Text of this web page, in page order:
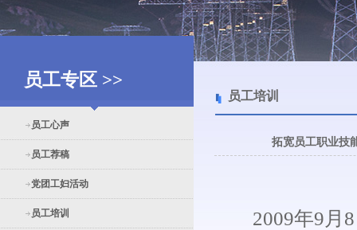
员工专区 >>
员工心声
员工荐稿
党团工妇活动
员工培训
员工培训
拓宽员工职业技
2009年9月8